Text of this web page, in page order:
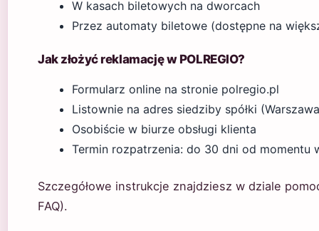
W kasach biletowych na dworcach
Przez automaty biletowe (dostępne na
Jak złożyć reklamację w POLREGIO?
Formularz online na stronie polregio.pl
Listownie na adres siedziby spółki
Osobiście w biurze obsługi klienta
Termin rozpatrzenia: do 30 dni od momentu
Szczegółowe instrukcje znajdziesz w dziale
FAQ).